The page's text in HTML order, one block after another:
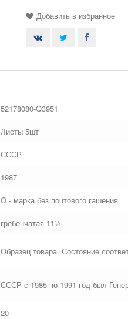
Добавить в избранное
52178080-Q3951
Листы 5шт
СССР
1987
O - марка без почтового гашения
гребенчатая 11½
Образец товара. Состояние
СССР с 1985 по 1991 год был
20